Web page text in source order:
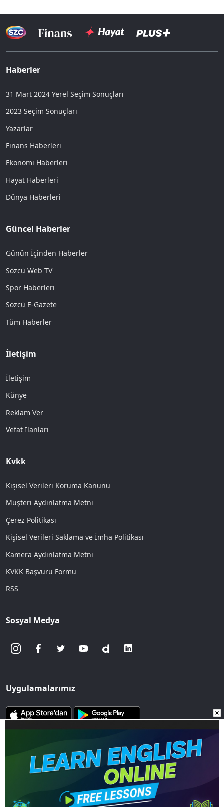
Haberler
31 Mart 2024 Yerel Seçim Sonuçları
2023 Seçim Sonuçları
Yazarlar
Finans Haberleri
Ekonomi Haberleri
Hayat Haberleri
Dünya Haberleri
Güncel Haberler
Günün İçinden Haberler
Sözcü Web TV
Spor Haberleri
Sözcü E-Gazete
Tüm Haberler
İletişim
İletişim
Künye
Reklam Ver
Vefat İlanları
Kvkk
Kişisel Verileri Koruma Kanunu
Müşteri Aydınlatma Metni
Çerez Politikası
Kişisel Verileri Saklama ve İmha Politikası
Kamera Aydınlatma Metni
KVKK Başvuru Formu
RSS
Sosyal Medya
Uygulamalarımız
www.sozcu.com.tr internet sitesinde yayınlanan yazı, haber ve
fotoğrafların her türlü telif hakkı Mega Ajans ve Rek. Tic. A.Ş'ye
aittir. İzin alınmadan, kaynak gösterilerek dahi
Copyright © 2023 - Tüm hakları saklıdır. Mega Ajans ve Rek.